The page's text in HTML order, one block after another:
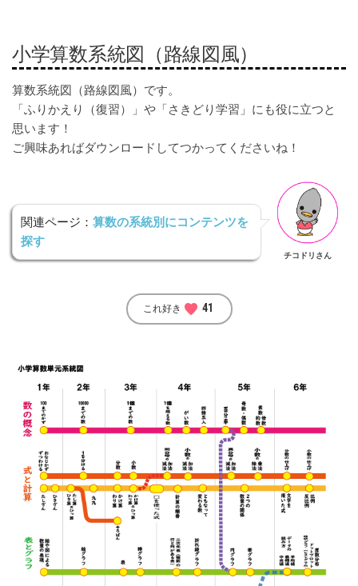
小学算数系統図（路線図風）
算数系統図（路線図風）です。
「ふりかえり（復習）」や「さきどり学習」にも役に立つと
思います！
ご興味あればダウンロードしてつかってくださいね！
関連ページ： 算数の系統別にコンテンツを
探す
チコドリさん
これ好き favorite 41